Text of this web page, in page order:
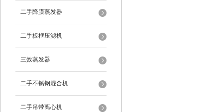
二手降膜蒸发器
二手板框压滤机
三效蒸发器
二手不锈钢混合机
二手吊带离心机